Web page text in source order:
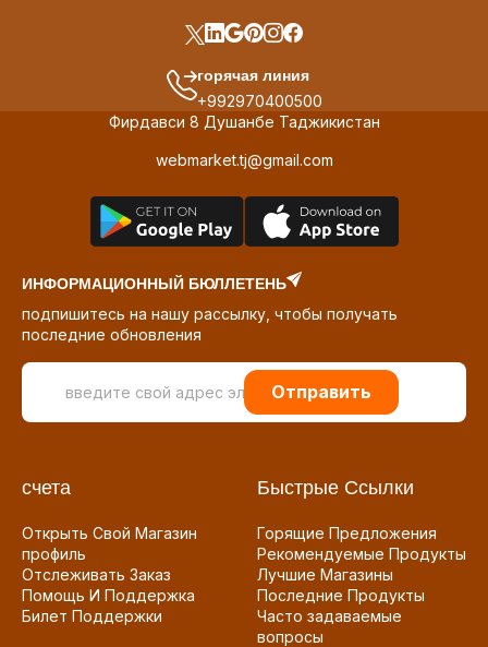
горячая линия
+992970400500
Фирдавси 8 Душанбе Таджикистан
webmarket.tj@gmail.com
ИНФОРМАЦИОННЫЙ БЮЛЛЕТЕНЬ
подпишитесь на нашу рассылку, чтобы получать
последние обновления
Отправить
счета
Открыть Свой Магазин
профиль
Отслеживать Заказ
Помощь И Поддержка
Билет Поддержки
Быстрые Ссылки
Горящие Предложения
Рекомендуемые Продукты
Лучшие Магазины
Последние Продукты
Часто задаваемые
вопросы